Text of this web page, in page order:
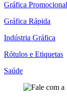
Gráfica Promocional
Gráfica Rápida
Indústria Gráfica
Rótulos e Etiquetas
Saúde